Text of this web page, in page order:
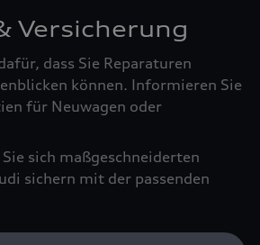
Versicherung
dass Sie Reparaturen
können. Informieren Sie
für Neuwagen oder
sich maßgeschneiderten
sichern mit der passenden